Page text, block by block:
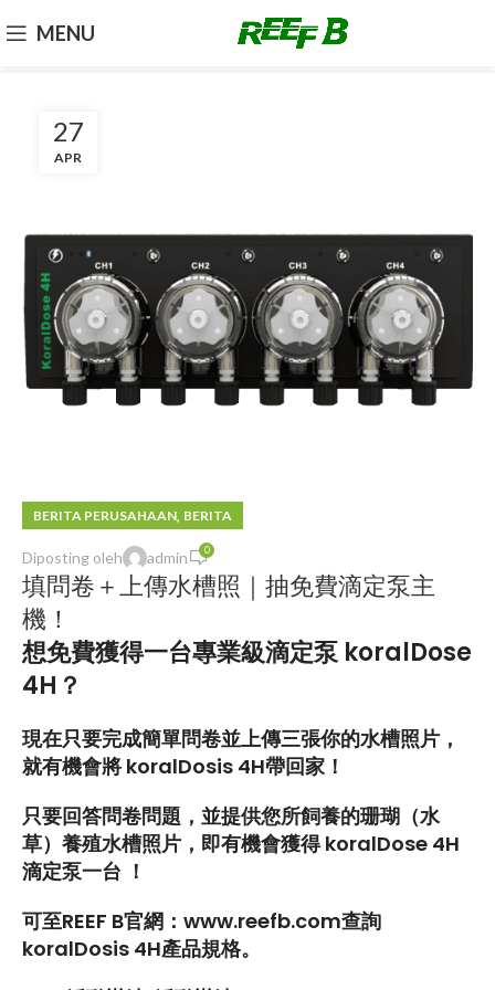
MENU
27
APR
BERITA PERUSAHAAN, BERITA
Diposting oleh admin 0
填問卷＋上傳水槽照｜抽免費滴定泵主
機！
想免費獲得一台專業級滴定泵koralDose
4H ？
現在只要完成簡單問卷並上傳三張你的水槽照片 ，
就有機會將 koralDosis 4H帶回家！
只要回答問卷問題，並提供您所飼養的珊瑚（水
草）養殖水槽照片，即有機會獲得 koralDose 4H
滴定泵一台 ！
可至REEF B官網： www.reefb.com查詢
koralDosis 4H產品規格。